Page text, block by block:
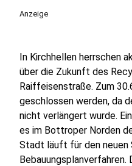
Anzeige
In Kirchhellen herrschen
über die Zukunft des
Raiffeisenstraße. Zum
geschlossen werden, da
nicht verlängert wurde.
es im Bottroper Norden
Stadt läuft für den neuen
Bebauungsplanverfahren.